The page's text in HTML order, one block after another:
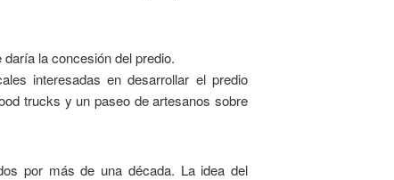
la concesión del predio.
interesadas en desarrollar el predio
trucks y un paseo de artesanos sobre
por más de una década. La idea del